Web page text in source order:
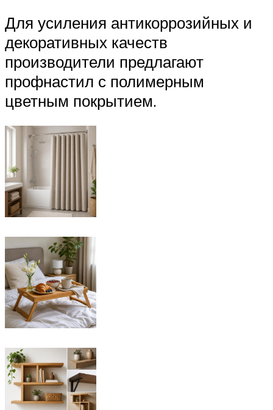
Для усиления антикоррозийных и
декоративных качеств
производители предлагают
профнастил с полимерным
цветным покрытием.